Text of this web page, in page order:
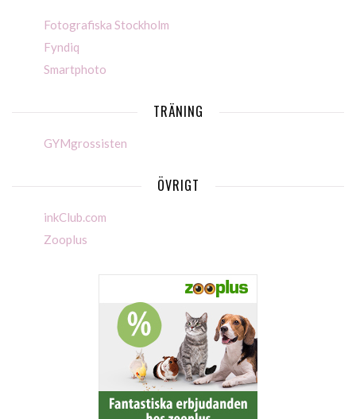
Fotografiska Stockholm
Fyndiq
Smartphoto
TRÄNING
GYMgrossisten
ÖVRIGT
inkClub.com
Zooplus